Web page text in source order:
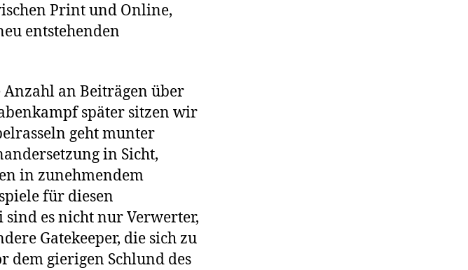
Print und Online,
entstehenden
an Beiträgen über
später sitzen wir
geht munter
in Sicht,
in zunehmendem
für diesen
sind es nicht nur Verwerter,
Gatekeeper, die sich zu
dem gierigen Schlund des